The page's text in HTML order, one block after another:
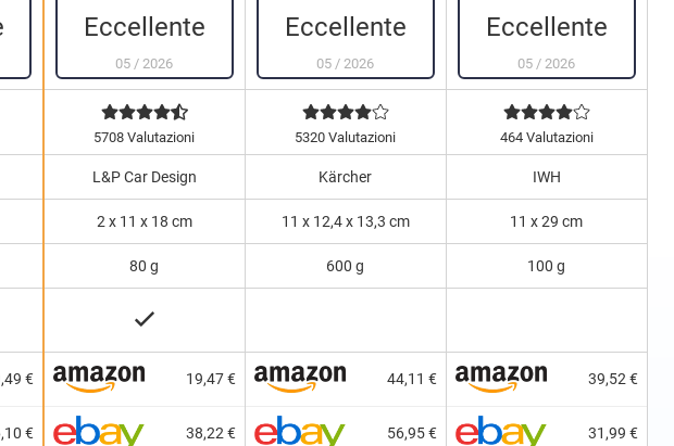
€
€
Eccellente
05 / 2026
5708 Valutazioni
19,47 €
38,22 €
L&P Car Design
2 x 11 x 18 cm
80 g
Eccellente
05 / 2026
5320 Valutazioni
44,11 €
56,95 €
Kärcher
11 x 12,4 x 13,3 cm
600 g
Eccellente
05 / 2026
464 Valutazioni
39,52 €
31,99 €
IWH
11 x 29 cm
100 g